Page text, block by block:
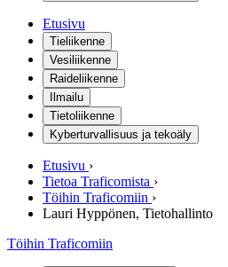
Etusivu
Tieliikenne
Vesiliikenne
Raideliikenne
Ilmailu
Tietoliikenne
Kyberturvallisuus ja tekoäly
Etusivu ›
Tietoa Traficomista ›
Töihin Traficomiin ›
Lauri Hyppönen, Tietohallinto
Töihin Traficomiin